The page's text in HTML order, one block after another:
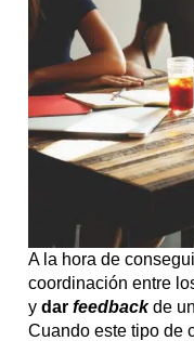
A la hora de
coordinación entre
ydarfeedbackde
Cuando este tipo de